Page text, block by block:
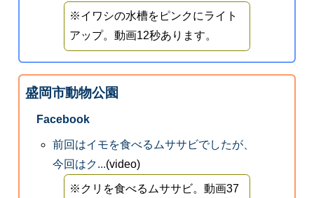
※イワシの水槽をピンクにライト
アップ。動画12秒あります。
盛岡市動物公園
Facebook
前回はイモを食べるムササビでしたが、
今回はク...(video)
※クリを食べるムササビ。動画37